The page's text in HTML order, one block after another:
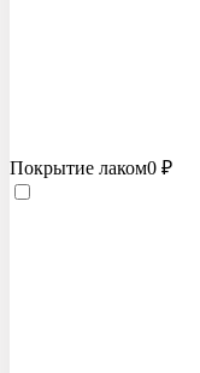
Покрытие лаком0 ₽